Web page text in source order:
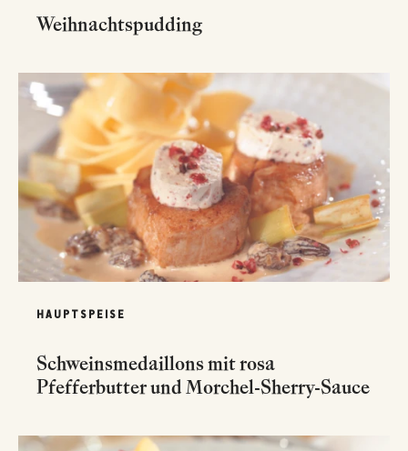
Weihnachtspudding
HAUPTSPEISE
Schweinsmedaillons mit rosa
Pfefferbutter und Morchel-Sherry-Sauce